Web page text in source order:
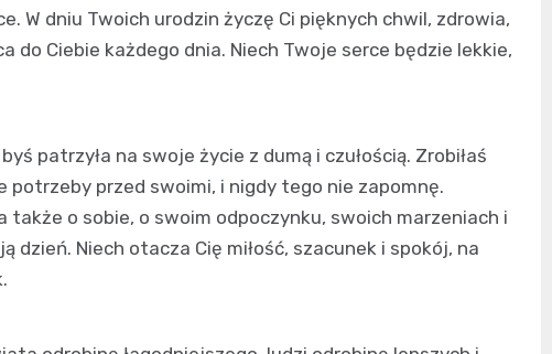
W dniu Twoich urodzin życzę Ci pięknych chwil, zdrowia,
do Ciebie każdego dnia. Niech Twoje serce będzie lekkie,
patrzyła na swoje życie z dumą i czułością. Zrobiłaś
przed swoimi, i nigdy tego nie zapomnę.
także o sobie, o swoim odpoczynku, swoich marzeniach i
dzień. Niech otacza Cię miłość, szacunek i spokój, na